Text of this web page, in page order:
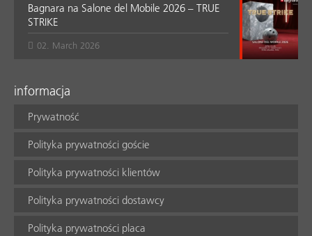
Bagnara na Salone del Mobile 2026 – TRUE
STRIKE
02. March 2026
informacja
Prywatność
Polityka prywatności goście
Polityka prywatności klientów
Polityka prywatności dostawcy
Polityka prywatności placa